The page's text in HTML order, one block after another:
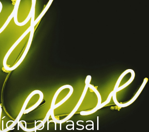
câu
phrasal